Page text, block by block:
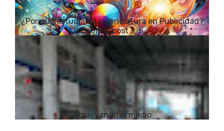
¿Por qué estudiar la Licenciatura en Publicidad?
Observando el medio